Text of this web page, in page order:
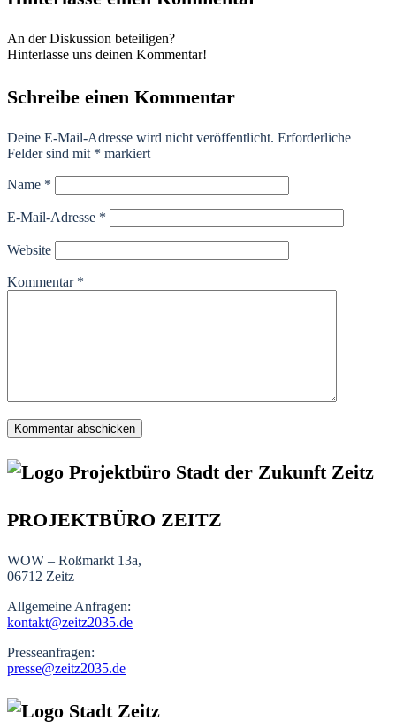
An der Diskussion beteiligen?
Hinterlasse uns deinen Kommentar!
Schreibe einen Kommentar
Deine E-Mail-Adresse wird nicht veröffentlicht. Erforderliche
Felder sind mit * markiert
Name *
E-Mail-Adresse *
Website
Kommentar *
PROJEKTBÜRO ZEITZ
WOW – Roßmarkt 13a,
06712 Zeitz
Allgemeine Anfragen:
kontakt@zeitz2035.de
Presseanfragen:
presse@zeitz2035.de